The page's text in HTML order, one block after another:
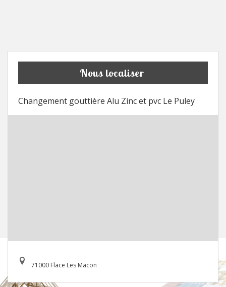
Nous localiser
Changement gouttière Alu Zinc et pvc Le Puley
71000 Flace Les Macon